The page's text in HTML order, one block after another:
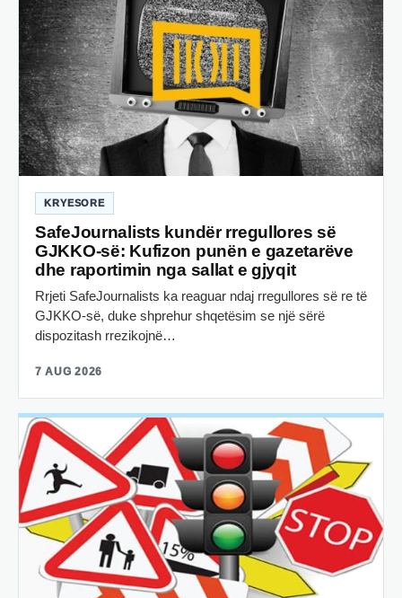
KRYESORE
SafeJournalists kundër rregullores së
GJKKO-së: Kufizon punën e gazetarëve
dhe raportimin nga sallat e gjyqit
Rrjeti SafeJournalists ka reaguar ndaj rregullores së re të
GJKKO-së, duke shprehur shqetësim se një sërë
dispozitash rrezikojnë…
7 AUG 2026